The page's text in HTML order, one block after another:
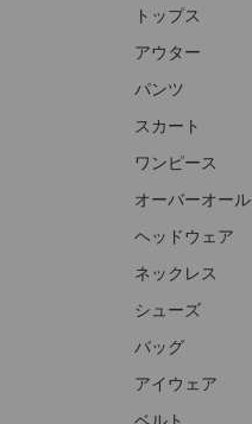
トップス
アウター
パンツ
スカート
ワンピース
オーバーオール
ヘッドウェア
ネックレス
シューズ
バッグ
アイウェア
ベルト